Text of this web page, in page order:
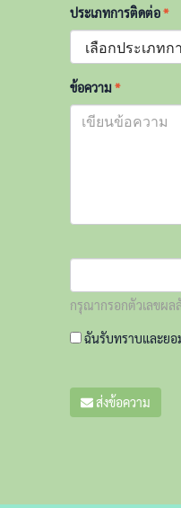
ประเภทการติดต่อ*
ข้อความ*
กรุณากรอกตัวเลขผ
ฉันรับทราบและย
ส่งข้อความ